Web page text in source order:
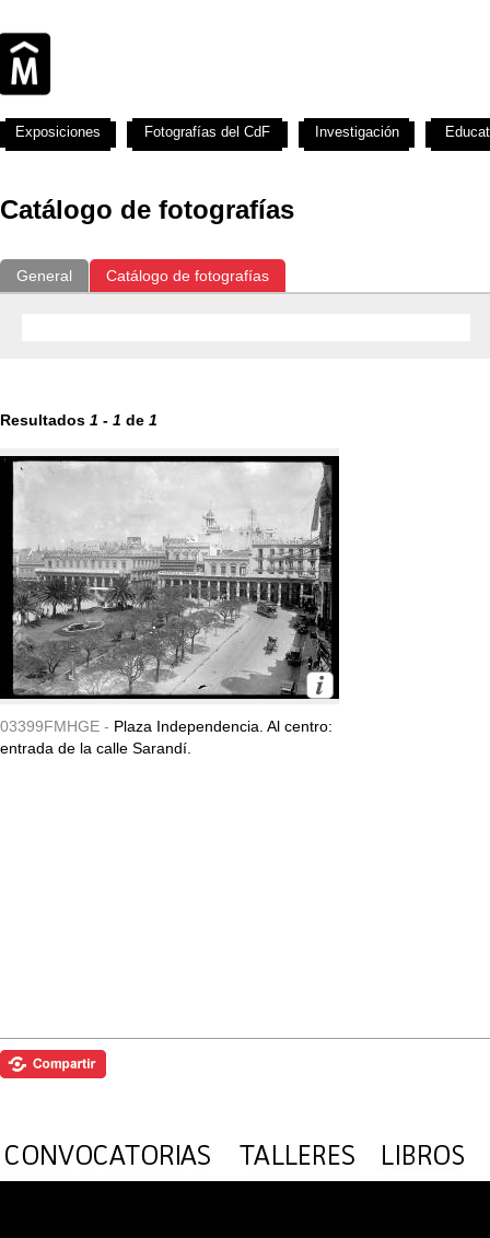
Catálogo de fotografías
General Catálogo de fotografías
Resultados 1 - 1 de 1
03399FMHGE - Plaza Independencia. Al centro:
entrada de la calle Sarandí.
Exposiciones Fotografías del CdF Investigación